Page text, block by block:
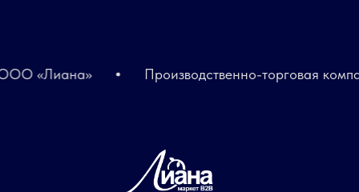
«Лиана» Производственно-торговая